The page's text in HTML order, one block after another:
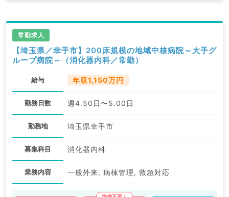
求人内容の詳細等はお気軽にお問合せ下さい。
常勤求人
【埼玉県／幸手市】200床規模の地域中核病院～大手グ
ループ病院～（消化器内科／常勤）
給与 年収1,150万円
勤務日数 週4.50日〜5.00日
勤務地 埼玉県幸手市
募集科目 消化器内科
業務内容 一般外来, 病棟管理, 救急対応